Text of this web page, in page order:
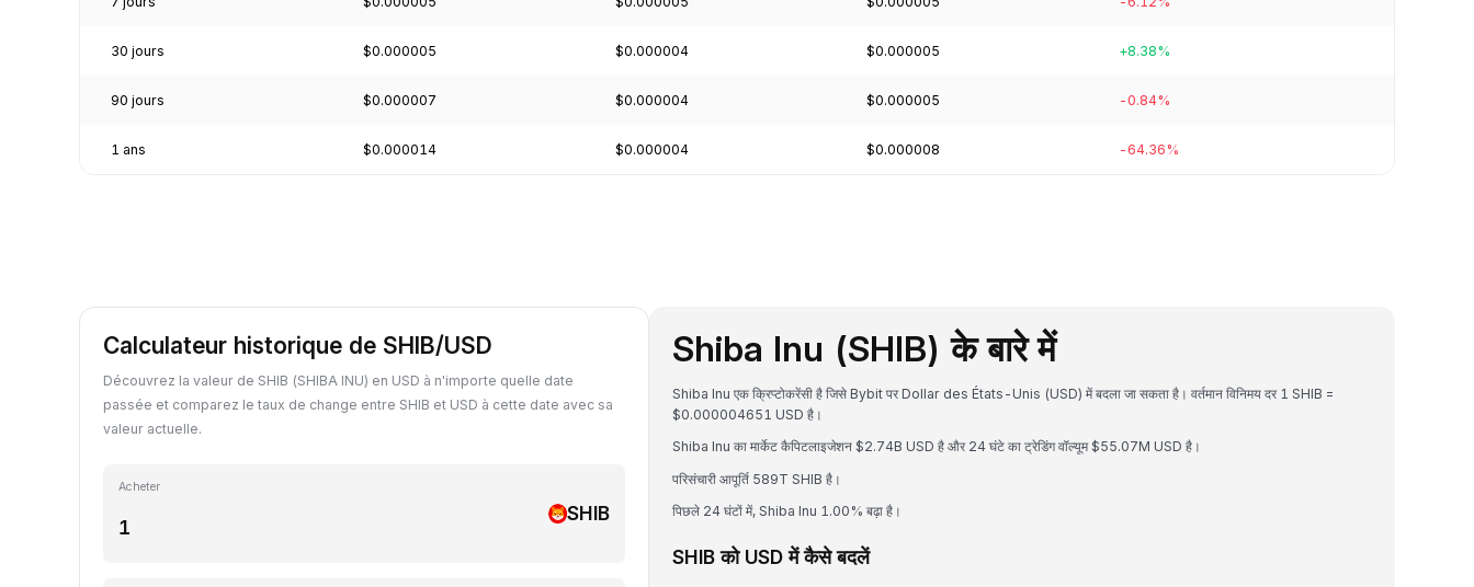
30 jours $0.000005 $0.000004 $0.000005 +8.38%
90 jours $0.000007 $0.000004 $0.000005 -0.84%
1 ans $0.000014 $0.000004 $0.000008 -64.36%
Calculateur historique de SHIB/USD
Découvrez la valeur de SHIB (SHIBA INU) en USD à n'importe quelle date
passée et comparez le taux de change entre SHIB et USD à cette date avec sa
valeur actuelle.
Acheter
SHIB
Shiba Inu (SHIB) के बारे में
Shiba Inu एक क्रिप्टोकरेंसी है जिसे Bybit पर Dollar des États-Unis (USD) में बदला जा सकता है। वर्तमान विनिमय दर 1 SHIB =
$0.000004651 USD है।
Shiba Inu का मार्केट कैपिटलाइजेशन $2.74B USD है और 24 घंटे का ट्रेडिंग वॉल्यूम $55.07M USD है।
परिसंचारी आपूर्ति 589T SHIB है।
पिछले 24 घंटों में, Shiba Inu 1.00% बढ़ा है।
SHIB को USD में कैसे बदलें